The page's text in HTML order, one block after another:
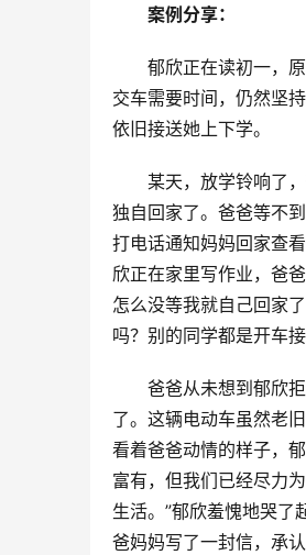
案例分享：
郁欣正在读初一，
交车需要时间，仍然坚
依旧接送她上下学。
某天，放学铃响了
独自回家了。爸爸等不
打电话通知妈妈回家查
欣正在家里写作业，爸
怎么没等我就自己回家
吗？别的同学都是开车
爸爸从未想到郁欣
了。这辆电动车虽然老
看着爸爸动情的样子，
富有，但我们已经尽力
生活。”郁欣羞愧地哭了
爸妈妈写了一封信，承